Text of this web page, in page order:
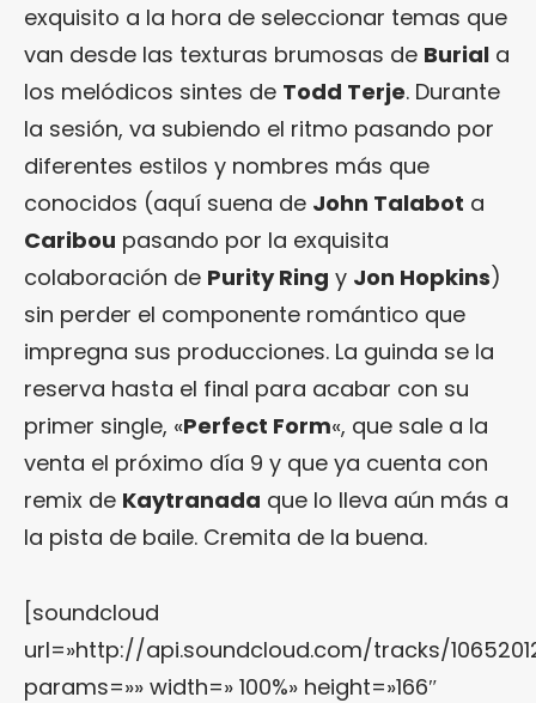
exquisito a la hora de seleccionar temas que
van desde las texturas brumosas de Burial a
los melódicos sintes de Todd Terje. Durante
la sesión, va subiendo el ritmo pasando por
diferentes estilos y nombres más que
conocidos (aquí suena de John Talabot a
Caribou pasando por la exquisita
colaboración de Purity Ring y Jon Hopkins)
sin perder el componente romántico que
impregna sus producciones. La guinda se la
reserva hasta el final para acabar con su
primer single, «Perfect Form«, que sale a la
venta el próximo día 9 y que ya cuenta con
remix de Kaytranada que lo lleva aún más a
la pista de baile. Cremita de la buena.
[soundcloud
url=»http://api.soundcloud.com/tracks/
params=»» width=» 100%» height=»166″